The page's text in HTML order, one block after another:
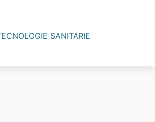
SANITARIE